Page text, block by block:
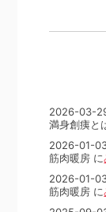
2026-03-
満身創痍と
2026-01-
筋肉暖房 に
2026-01-
筋肉暖房 に